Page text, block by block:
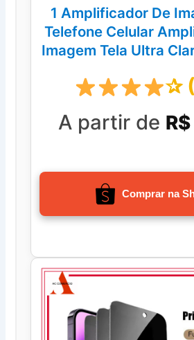
1 Amplificador De
Telefone Celular
Imagem Tela Ultra
✰
A partir de
Comprar na